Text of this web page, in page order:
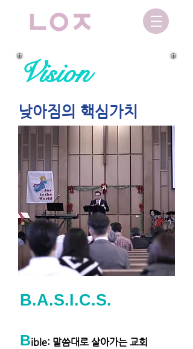
Vision
낮아짐의 핵심가치
B.A.S.I.C.S.
Bible: 말씀대로 살아가는 교회